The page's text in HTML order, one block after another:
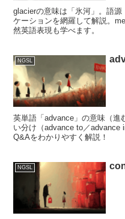
glacierの意味は「氷河」。語
ケーションを網羅して解説。
然英語表現も学べます。
NGSL
英単語「advance」の意味（進
い分け（advance to／advance
Q&Aをわかりやすく解説！
NGSL